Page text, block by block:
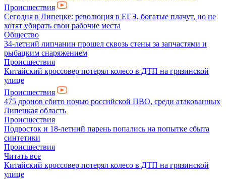
Происшествия
Сегодня в Липецке: революция в ЕГЭ, богатые плачут, но не
хотят убирать свои рабочие места
Общество
34-летний липчанин прошел сквозь стены за запчастями и
рыбацким снаряжением
Происшествия
Китайский кроссовер потерял колесо в ДТП на грязинской
улице
Происшествия
475 дронов сбито ночью российской ПВО, среди атакованных
Липецкая область
Происшествия
Подросток и 18-летний парень попались на попытке сбыта
синтетики
Происшествия
Читать все
Китайский кроссовер потерял колесо в ДТП на грязинской
улице